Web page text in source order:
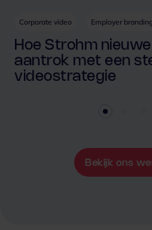
Corporate video Employer
Hoe Strohm
aantrok met een
videostrategie
Bekijk ons